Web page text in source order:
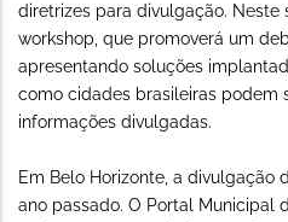
diretrizes para divulgação. Neste
workshop, que promoverá um
apresentando soluções
como cidades brasileiras podem
informações divulgadas.
Em Belo Horizonte, a divulgação
ano passado. O Portal Municipal